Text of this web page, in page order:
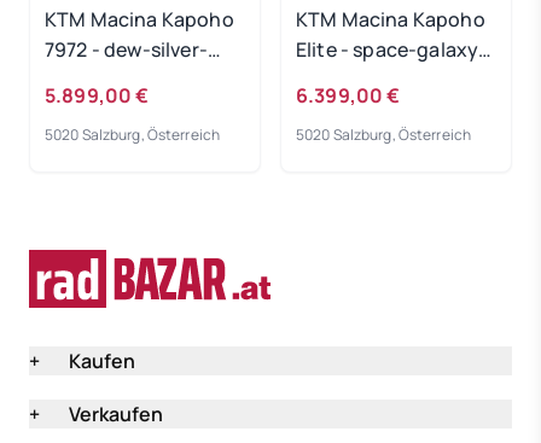
KTM Macina Kapoho
7972 - dew-silver-
M
5.899,00 €
5020 Salzburg, Österreich
KTM Macina Kapoho
Elite - space-galaxy-
M
6.399,00 €
5020 Salzburg, Österreich
+
Kaufen
+
Verkaufen